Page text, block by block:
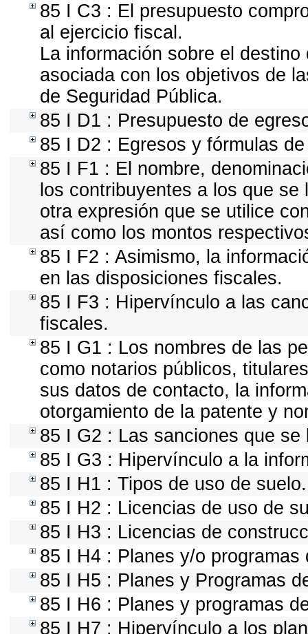
85 I C3 : El presupuesto
al ejercicio fiscal.
La información sobre el
asociada con los objetivos de
de Seguridad Pública.
85 I D1 : Presupuesto de
85 I D2 : Egresos y fórmulas
85 I F1 : El nombre,
los contribuyentes a los que
otra expresión que se utilice
así como los montos
85 I F2 : Asimismo, la
en las disposiciones fiscales.
85 I F3 : Hipervínculo a las
fiscales.
85 I G1 : Los nombres de las
como notarios públicos,
sus datos de contacto, la
otorgamiento de la patente y
85 I G2 : Las sanciones que
85 I G3 : Hipervínculo a la
85 I H1 : Tipos de uso de suelo.
85 I H2 : Licencias de uso de
85 I H3 : Licencias de
85 I H4 : Planes y/o programas
85 I H5 : Planes y Programas
85 I H6 : Planes y programas
85 I H7 : Hipervínculo a los